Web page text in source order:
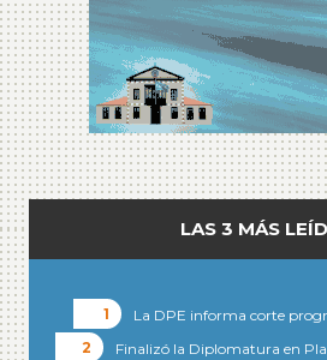
LAS 3 MÁS
La DPE informa corte
Finalizó la Diplomatura en